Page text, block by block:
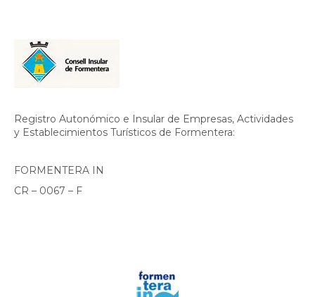
Registro Autonómico e Insular de Empresas, Actividades
y Establecimientos Turísticos de Formentera:
FORMENTERA IN
CR – 0067 – F